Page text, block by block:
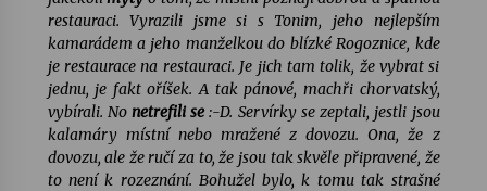
restauraci. Vyrazili jsme si s Tonim, jeho nejlepším
kamarádem a jeho manželkou do blízké Rogoznice, kde
je restaurace na restauraci. Je jich tam tolik, že vybrat si
jednu, je fakt oříšek. A tak pánové, machři chorvatský,
vybírali. No netrefili se:-D. Servírky se zeptali, jestli jsou
kalamáry místní nebo mražené z dovozu. Ona, že z
dovozu, ale že ručí za to, že jsou tak skvěle připravené, že
to není k rozeznání. Bohužel bylo, k tomu tak strašné